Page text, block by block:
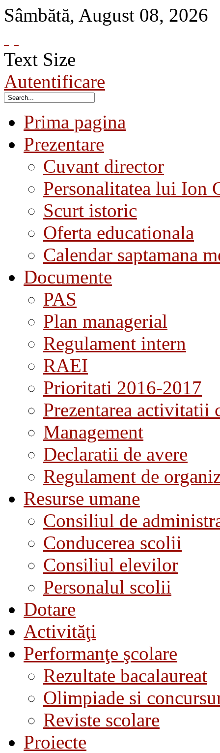
Sâmbătă, August 08, 2026
Text Size
Autentificare
Prima pagina
Prezentare
Cuvant director
Personalitatea lui Ion
Scurt istoric
Oferta educationala
Calendar saptamana
Documente
PAS
Plan managerial
Regulament intern
RAEI
Prioritati 2016-2017
Prezentarea activitatii
Management
Declaratii de avere
Regulament de
Resurse umane
Consiliul de
Conducerea scolii
Consiliul elevilor
Personalul scolii
Dotare
Activităţi
Performanţe şcolare
Rezultate bacalaureat
Olimpiade si
Reviste scolare
Proiecte